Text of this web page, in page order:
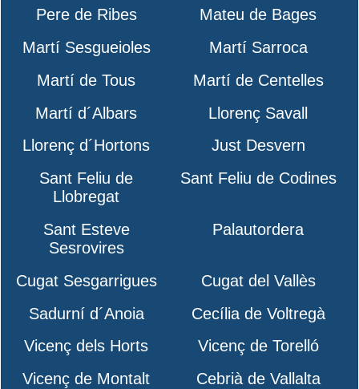
Pere de Ribes
Mateu de Bages
Martí Sesgueioles
Martí Sarroca
Martí de Tous
Martí de Centelles
Martí d´Albars
Llorenç Savall
Llorenç d´Hortons
Just Desvern
Sant Feliu de
Llobregat
Sant Feliu de Codines
Sant Esteve
Sesrovires
Palautordera
Cugat Sesgarrigues
Cugat del Vallès
Sadurní d´Anoia
Cecília de Voltregà
Vicenç dels Horts
Vicenç de Torelló
Vicenç de Montalt
Cebrià de Vallalta